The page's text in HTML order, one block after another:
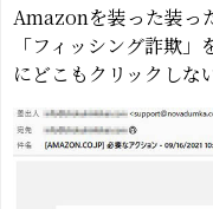
Amazonを装った装っ
「フィッシング詐欺
にどこもクリックしな